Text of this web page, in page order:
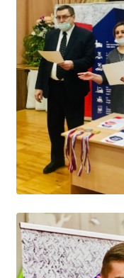
Студенческий
Студенческий
МЕТОДИЧЕСКАЯ
В помощь
ПРОЧЕЕ
История нашего
Фотографии
ПОЛЕЗНЫЕ ССЫЛКИ
РФ